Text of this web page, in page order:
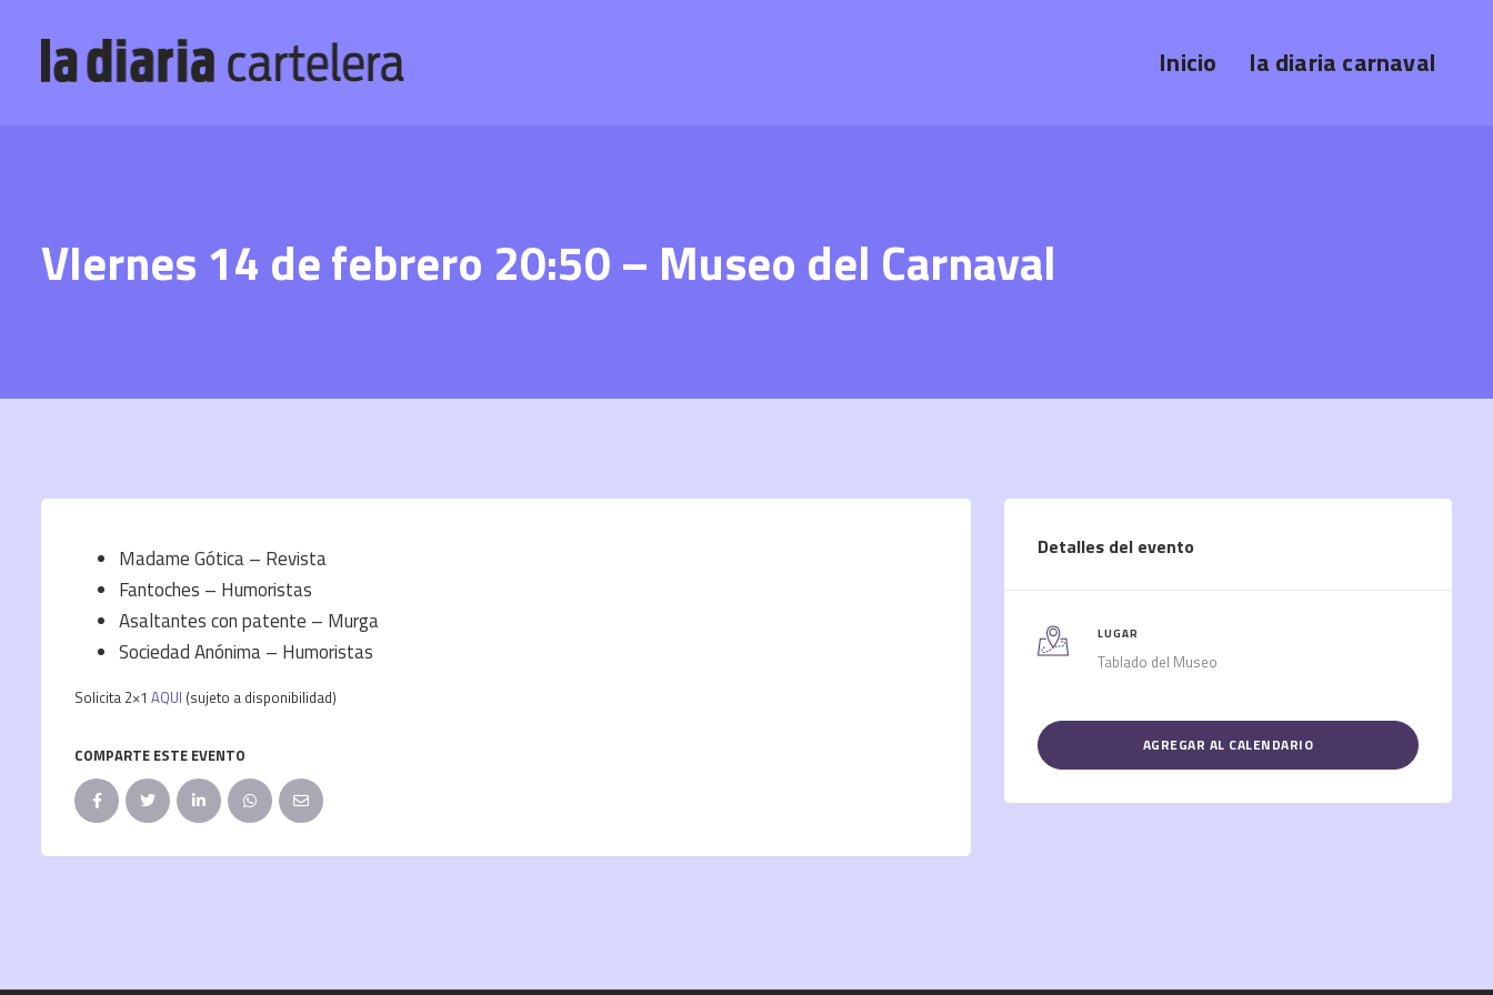
Inicio la diaria carnaval
VIernes 14 de febrero 20:50 – Museo del Carnaval
Madame Gótica – Revista
Fantoches – Humoristas
Asaltantes con patente – Murga
Sociedad Anónima – Humoristas
Solicita 2×1 AQUI (sujeto a disponibilidad)
COMPARTE ESTE EVENTO
Detalles del evento
LUGAR
Tablado del Museo
AGREGAR AL CALENDARIO